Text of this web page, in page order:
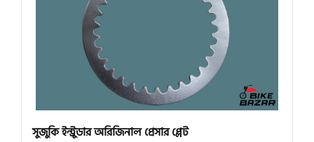
সুজুকি ইন্ট্রুডার অরিজিনাল প্রেসার প্লেট